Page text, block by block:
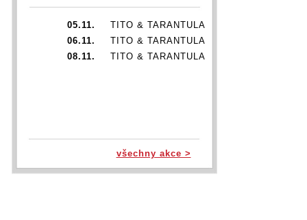
05.11.
TITO & TARANTULA
06.11.
TITO & TARANTULA
08.11.
TITO & TARANTULA
všechny akce >